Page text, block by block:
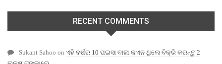
RECENT COMMENTS
Sukant Sahoo on ଏହି ବର୍ଷର 10 ପଇସା ବାଲା କଏନ ଥିଲେ ବିକ୍ରି କରନ୍ତୁ 2